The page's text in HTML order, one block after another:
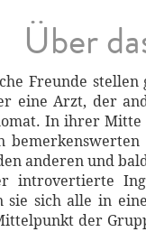
Über
Freunde stellen
eine Arzt, der
In ihrer
anderen und
introvertierte
sie sich alle in
der